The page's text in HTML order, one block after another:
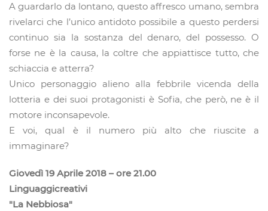
A guardarlo da lontano, questo affresco umano, sembra
rivelarci che l’unico antidoto possibile a questo perdersi
continuo sia la sostanza del denaro, del possesso. O
forse ne è la causa, la coltre che appiattisce tutto, che
schiaccia e atterra?
Unico personaggio alieno alla febbrile vicenda della
lotteria e dei suoi protagonisti è Sofia, che però, ne è il
motore inconsapevole.
E voi, qual è il numero più alto che riuscite a
immaginare?
Giovedì 19 Aprile 2018 – ore 21.00
Linguaggicreativi
"La Nebbiosa"